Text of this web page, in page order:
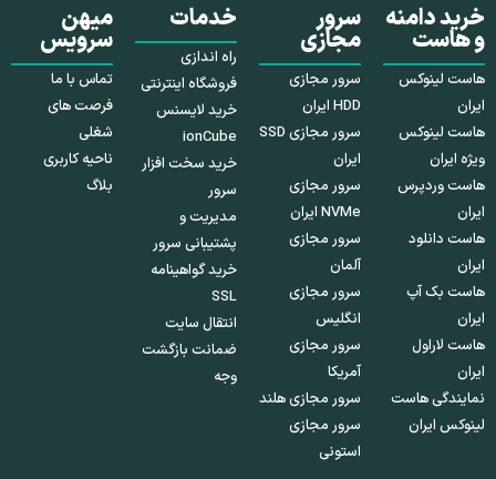
خرید دامنه
و هاست
هاست لینوکس
ایران
هاست لینوکس
ویژه ایران
هاست وردپرس
ایران
هاست دانلود
ایران
هاست بک آپ
ایران
هاست لاراول
ایران
نمایندگی هاست
لینوکس ایران
سرور
مجازی
سرور مجازی
HDD ایران
سرور مجازی SSD
ایران
سرور مجازی
NVMe ایران
سرور مجازی
آلمان
سرور مجازی
انگلیس
سرور مجازی
آمریکا
سرور مجازی هلند
سرور مجازی
استونی
خدمات
راه اندازی
فروشگاه اینترنتی
خرید لایسنس
ionCube
خرید سخت افزار
سرور
مدیریت و
پشتیبانی سرور
خرید گواهینامه
SSL
انتقال سایت
ضمانت بازگشت
وجه
میهن
سرویس
تماس با ما
فرصت های
شغلی
ناحیه کاربری
بلاگ